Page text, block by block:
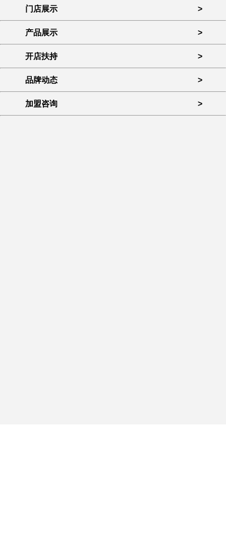
门店展示 >
产品展示 >
开店扶持 >
品牌动态 >
加盟咨询 >